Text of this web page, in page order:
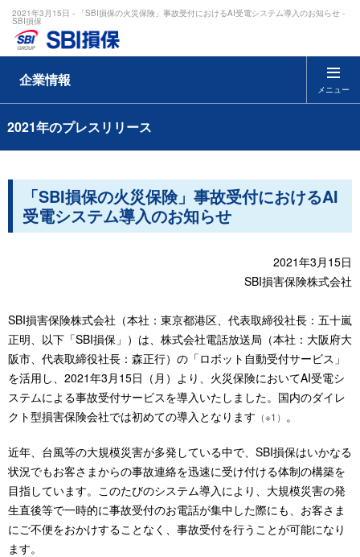
2021年3月15日 - 「SBI損保の火災保険」事故受付におけるAI受電システム導入のお知らせ -
SBI損保
メニュー
企業情報
2021年のプレスリリース
「SBI損保の火災保険」事故受付におけるAI
受電システム導入のお知らせ
2021年3月15日
SBI損害保険株式会社
SBI損害保険株式会社（本社：東京都港区、代表取締役社長：五十嵐
正明、以下「SBI損保」）は、株式会社電話放送局（本社：大阪府大
阪市、代表取締役社長：森正行）の「ロボット自動受付サービス」
を活用し、2021年3月15日（月）より、火災保険においてAI受電シ
ステムによる事故受付サービスを導入いたしました。国内のダイレ
クト型損害保険会社では初めての導入となります （※1） 。
近年、台風等の大規模災害が多発している中で、SBI損保はいかなる
状況でもお客さまからの事故連絡を迅速に受け付ける体制の構築を
目指しています。このたびのシステム導入により、大規模災害の発
生直後等で一時的に事故受付のお電話が集中した際にも、お客さま
にご不便をおかけすることなく、事故受付を行うことが可能になり
ます。